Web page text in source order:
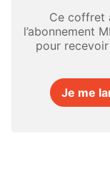
Ce coffret
l’abonnement
pour
Je me